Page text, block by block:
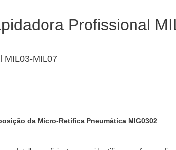
MIL03-MIL07
da Micro-Retífica Pneumática MIG0302